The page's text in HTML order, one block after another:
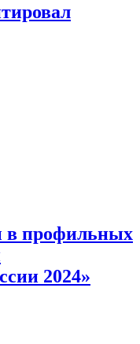
в профильных
2024»